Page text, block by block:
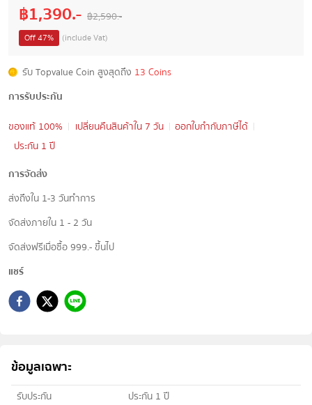
฿1,390.- ฿2,590.-
Off47% (include Vat)
รับ Topvalue Coin สูงสุดถึง 13 Coins
การรับประกัน
ของแท้ 100%
เปลี่ยนคืนสินค้าใน 7 วัน
ออกใบกำกับภาษีได้
ประกัน 1 ปี
การจัดส่ง
ส่งถึงใน 1-3 วันทำการ
จัดส่งภายใน 1 - 2 วัน
จัดส่งฟรีเมื่อซื้อ 999.- ขึ้นไป
แชร์
ข้อมูลเฉพาะ
รับประกัน
ประกัน 1 ปี